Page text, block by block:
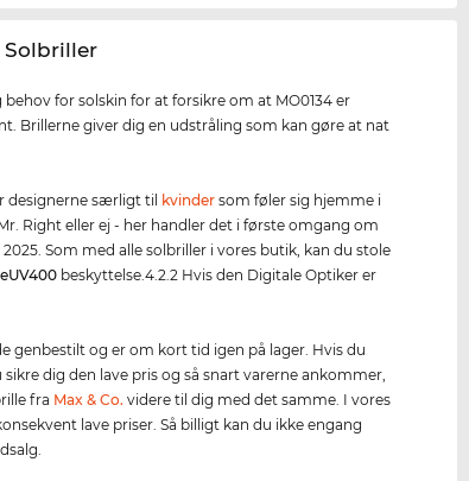
Solbriller
behov for solskin for at forsikre om at MO0134 er
Brillerne giver dig en udstråling som kan gøre at nat
designerne særligt til kvinder som føler sig hjemme i
Right eller ej - her handler det i første omgang om
Som med alle solbriller i vores butik, kan du stole
UV400 beskyttelse.4.2.2 Hvis den Digitale Optiker er
genbestilt og er om kort tid igen på lager. Hvis du
sikre dig den lave pris og så snart varerne ankommer,
fra Max & Co. videre til dig med det samme. I vores
lave priser. Så billigt kan du ikke engang